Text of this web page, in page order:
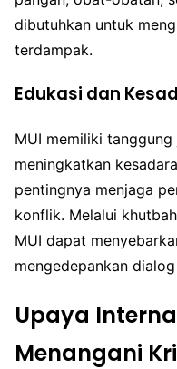
dibutuhkan untuk
terdampak.
Edukasi dan
MUI memiliki
meningkatkan
pentingnya menjaga
konflik. Melalui
MUI dapat
mengedepankan
Upaya
Menangani